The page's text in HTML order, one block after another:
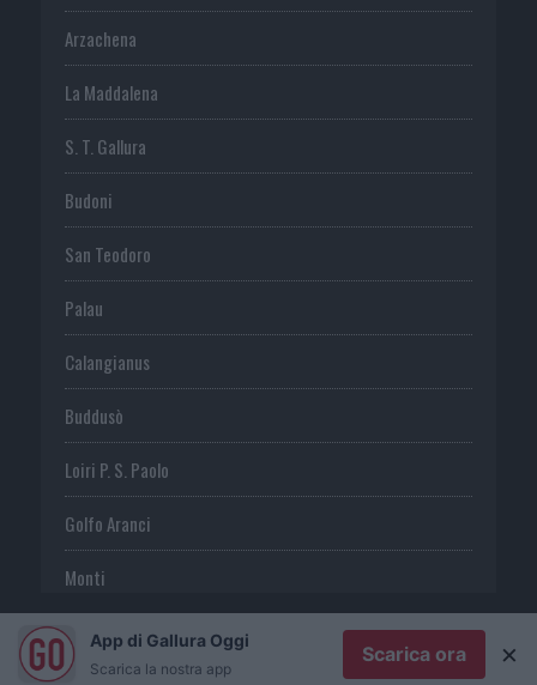
Arzachena
La Maddalena
S. T. Gallura
Budoni
San Teodoro
Palau
Calangianus
Buddusò
Loiri P. S. Paolo
Golfo Aranci
Monti
TeltiApp di Gallura Oggi
Scarica la nostra app
Scarica ora ×